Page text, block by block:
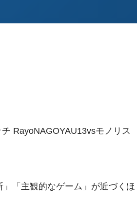
RayoNAGOYAU13vsモノリス
「主観的なゲーム」が近づくほ